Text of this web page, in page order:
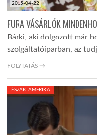
GLOBOTV BP
HÍR3D
2015-04-22
FURA VÁSÁRLÓK
Bárki, aki dolgozott már
szolgáltatóiparban, az
FOLYTATÁS →
ÉSZAK-AMERIKA